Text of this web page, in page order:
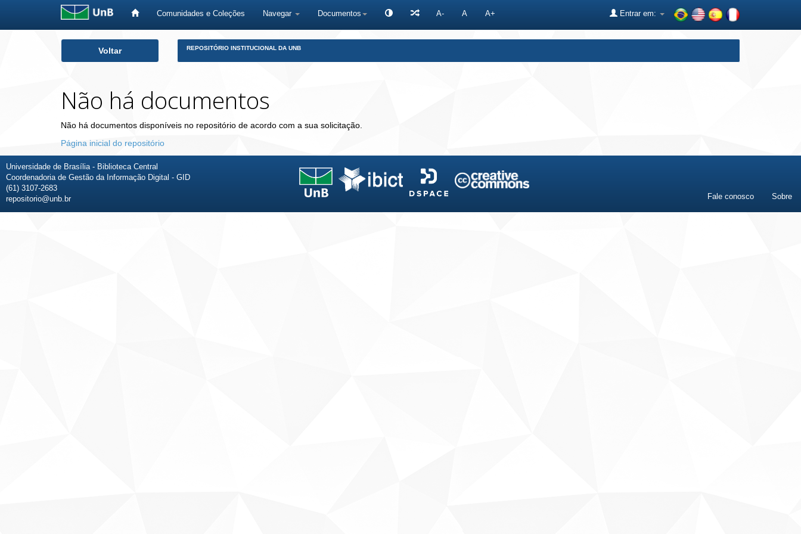
Comunidades e Coleções Navegar Documentos A- A A+ Entrar em:
Voltar REPOSITÓRIO INSTITUCIONAL DA UNB
Não há documentos
Não há documentos disponíveis no repositório de acordo com a sua solicitação.
Página inicial do repositório
Universidade de Brasília - Biblioteca Central
Coordenadoria de Gestão da Informação Digital - GID
(61) 3107-2683
repositorio@unb.br
Fale conosco Sobre